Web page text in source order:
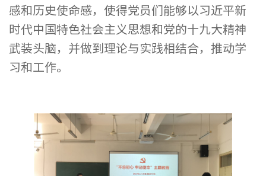
感和历史使命感，使得党员们能够以习近平新
时代中国特色社会主义思想和党的十九大精神
武装头脑，并做到理论与实践相结合，推动学
习和工作。